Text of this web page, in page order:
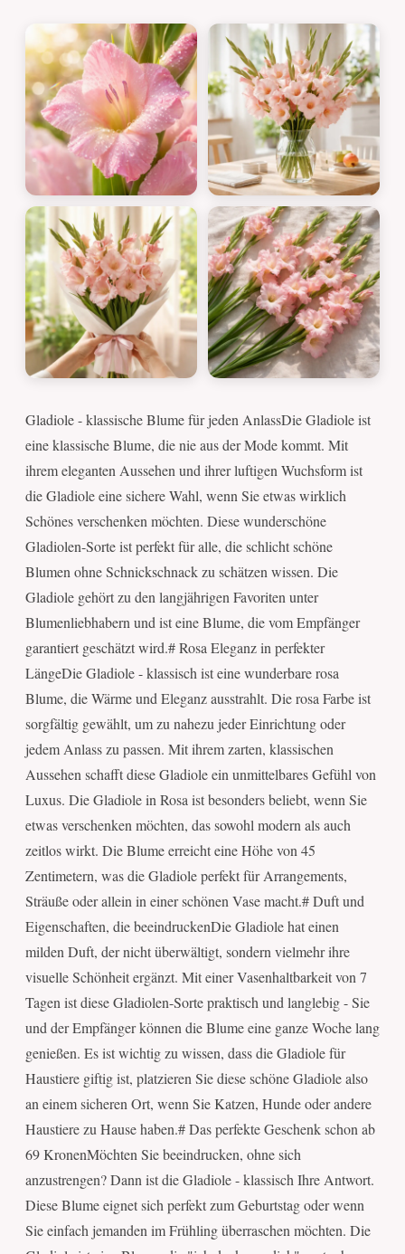
Gladiole - klassische Blume für jeden AnlassDie Gladiole ist
eine klassische Blume, die nie aus der Mode kommt. Mit
ihrem eleganten Aussehen und ihrer luftigen Wuchsform ist
die Gladiole eine sichere Wahl, wenn Sie etwas wirklich
Schönes verschenken möchten. Diese wunderschöne
Gladiolen-Sorte ist perfekt für alle, die schlicht schöne
Blumen ohne Schnickschnack zu schätzen wissen. Die
Gladiole gehört zu den langjährigen Favoriten unter
Blumenliebhabern und ist eine Blume, die vom Empfänger
garantiert geschätzt wird.# Rosa Eleganz in perfekter
LängeDie Gladiole - klassisch ist eine wunderbare rosa
Blume, die Wärme und Eleganz ausstrahlt. Die rosa Farbe ist
sorgfältig gewählt, um zu nahezu jeder Einrichtung oder
jedem Anlass zu passen. Mit ihrem zarten, klassischen
Aussehen schafft diese Gladiole ein unmittelbares Gefühl von
Luxus. Die Gladiole in Rosa ist besonders beliebt, wenn Sie
etwas verschenken möchten, das sowohl modern als auch
zeitlos wirkt. Die Blume erreicht eine Höhe von 45
Zentimetern, was die Gladiole perfekt für Arrangements,
Sträuße oder allein in einer schönen Vase macht.# Duft und
Eigenschaften, die beeindruckenDie Gladiole hat einen
milden Duft, der nicht überwältigt, sondern vielmehr ihre
visuelle Schönheit ergänzt. Mit einer Vasenhaltbarkeit von 7
Tagen ist diese Gladiolen-Sorte praktisch und langlebig - Sie
und der Empfänger können die Blume eine ganze Woche lang
genießen. Es ist wichtig zu wissen, dass die Gladiole für
Haustiere giftig ist, platzieren Sie diese schöne Gladiole also
an einem sicheren Ort, wenn Sie Katzen, Hunde oder andere
Haustiere zu Hause haben.# Das perfekte Geschenk schon ab
69 KronenMöchten Sie beeindrucken, ohne sich
anzustrengen? Dann ist die Gladiole - klassisch Ihre Antwort.
Diese Blume eignet sich perfekt zum Geburtstag oder wenn
Sie einfach jemanden im Frühling überraschen möchten. Die